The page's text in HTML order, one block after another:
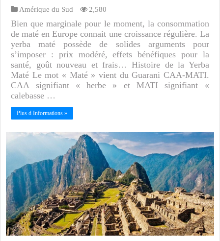
Amérique du Sud 2,580
Bien que marginale pour le moment, la consommation
de maté en Europe connait une croissance régulière. La
yerba maté possède de solides arguments pour
s’imposer : prix modéré, effets bénéfiques pour la
santé, goût nouveau et frais… Histoire de la Yerba
Maté Le mot « Maté » vient du Guarani CAA-MATI.
CAA signifiant « herbe » et MATI signifiant «
calebasse …
Plus d Informations »